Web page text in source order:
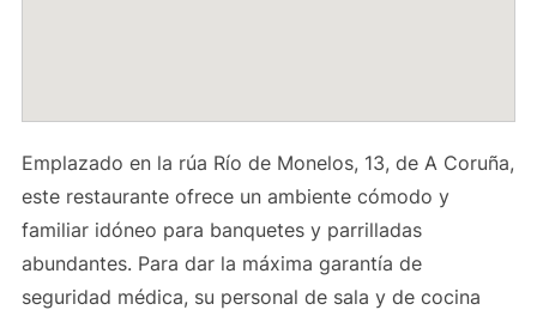
Emplazado en la rúa Río de Monelos, 13, de A Coruña,
este restaurante ofrece un ambiente cómodo y
familiar idóneo para banquetes y parrilladas
abundantes. Para dar la máxima garantía de
seguridad médica, su personal de sala y de cocina